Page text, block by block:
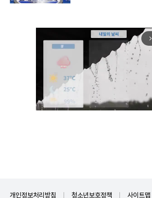
arrow_forward_ios
개인정보처리방침 청소년보호정책 사이트맵